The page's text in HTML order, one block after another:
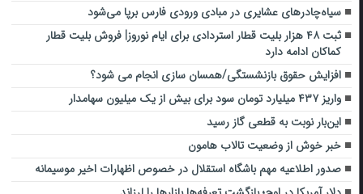
سیاه‌چادرهای عشایری در مبادی ورودی فارس برپا می‌شود
ثبت ۴۸ هزار بلیت قطار استردادی برای ایام نوروز| فروش بلیت قطار
کماکان ادامه دارد
افزایش حقوق بازنشستگی/همسان سازی انجام می شود؟
واریز ۴۳۷ میلیارد تومان سود برای بیش از یک میلیون سهامدار
این‌بار نوبت به قطعی گاز رسید
خبر خوش از وضعیت تالاب هامون
صدور اطلاعیه مهم باشگاه استقلال در خصوص اظهارات اخیر موسیمانه